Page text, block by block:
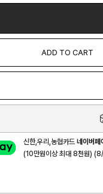
ADD TO CART
신한,우리,농협카드네이버
(10만원이상 최대 8천원)